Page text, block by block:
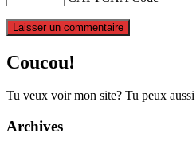
Coucou!
Tu veux voir mon site? Tu peux
Archives